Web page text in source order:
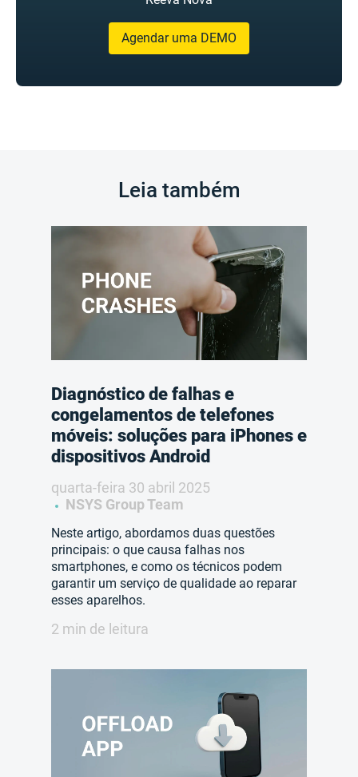
Agendar uma DEMO
Leia também
Diagnóstico de falhas e
congelamentos de telefones
móveis: soluções para iPhones e
dispositivos Android
quarta-feira 30 abril 2025
NSYS Group Team
Neste artigo, abordamos duas questões
principais: o que causa falhas nos
smartphones, e como os técnicos podem
garantir um serviço de qualidade ao reparar
esses aparelhos.
2 min de leitura